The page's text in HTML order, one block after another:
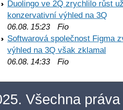
Duolingo ve 2Q zrychlilo růst
konzervativní výhled na 3Q
06.08. 15:23 Fio
Softwarová společnost Figma
výhled na 3Q však zklamal
06.08. 14:33 Fio
Všechna práva